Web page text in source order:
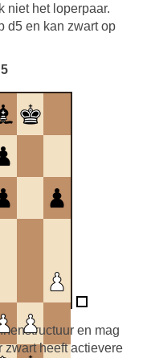
niet het loperpaar.
d5 en kan zwart op
en mag
zwart heeft actievere